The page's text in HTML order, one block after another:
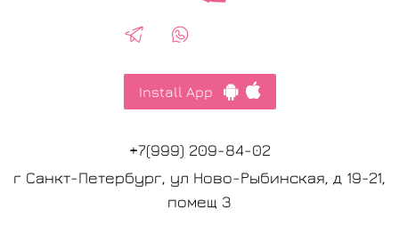
Install App
+7(999) 209-84-02
г Санкт-Петербург, ул Ново-Рыбинская, д 19-21,
помещ 3